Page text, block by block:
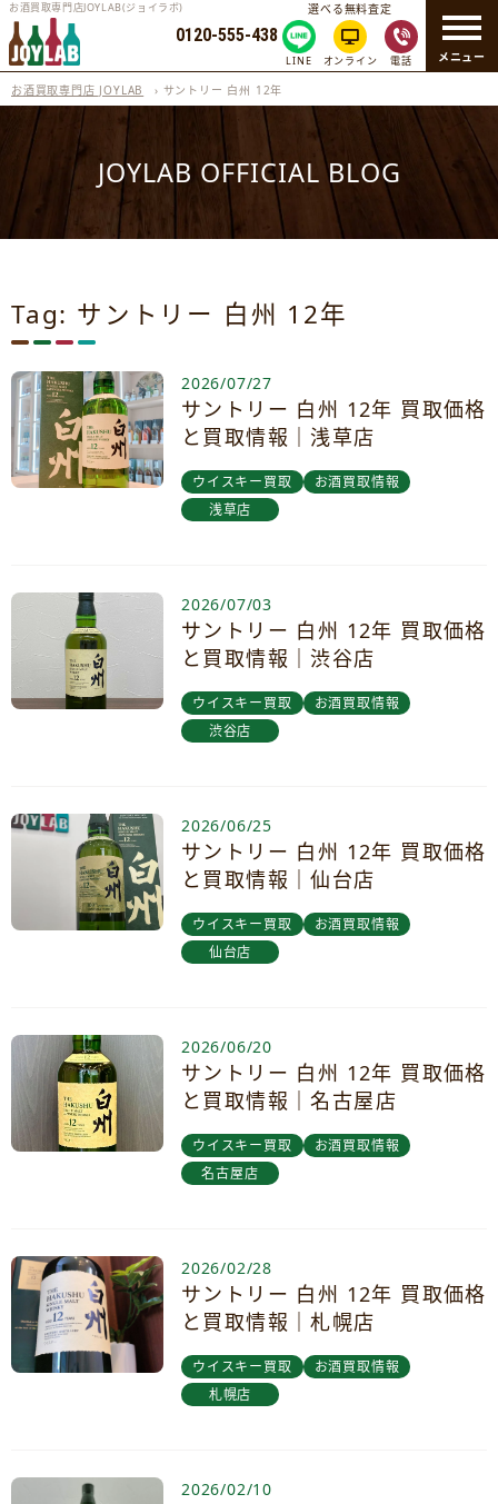
メニュー
お酒買取専門店JOYLAB(ジョイラボ)
0120-555-438
選べる無料査定
LINE オンライン 電話
お酒買取専門店 JOYLAB › サントリー 白州 12年
JOYLAB OFFICIAL BLOG
Tag: サントリー 白州 12年
2026/07/27
サントリー 白州 12年 買取価格
と買取情報｜浅草店
ウイスキー買取
お酒買取情報
浅草店
2026/07/03
サントリー 白州 12年 買取価格
と買取情報｜渋谷店
ウイスキー買取
お酒買取情報
渋谷店
2026/06/25
サントリー 白州 12年 買取価格
と買取情報｜仙台店
ウイスキー買取
お酒買取情報
仙台店
2026/06/20
サントリー 白州 12年 買取価格
と買取情報｜名古屋店
ウイスキー買取
お酒買取情報
名古屋店
2026/02/28
サントリー 白州 12年 買取価格
と買取情報｜札幌店
ウイスキー買取
お酒買取情報
札幌店
2026/02/10